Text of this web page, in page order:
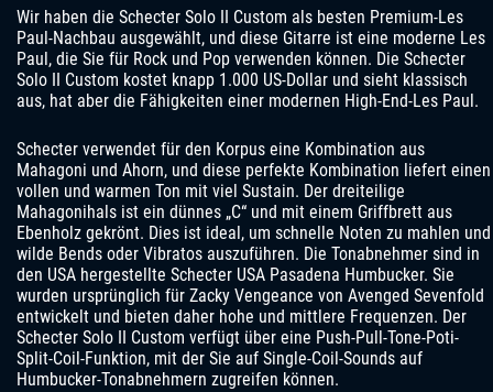
Wir haben die Schecter Solo II Custom als besten Premium-Les
Paul-Nachbau ausgewählt, und diese Gitarre ist eine moderne Les
Paul, die Sie für Rock und Pop verwenden können. Die Schecter
Solo II Custom kostet knapp 1.000 US-Dollar und sieht klassisch
aus, hat aber die Fähigkeiten einer modernen High-End-Les Paul.
Schecter verwendet für den Korpus eine Kombination aus
Mahagoni und Ahorn, und diese perfekte Kombination liefert einen
vollen und warmen Ton mit viel Sustain. Der dreiteilige
Mahagonihals ist ein dünnes „C“ und mit einem Griffbrett aus
Ebenholz gekrönt. Dies ist ideal, um schnelle Noten zu mahlen und
wilde Bends oder Vibratos auszuführen. Die Tonabnehmer sind in
den USA hergestellte Schecter USA Pasadena Humbucker. Sie
wurden ursprünglich für Zacky Vengeance von Avenged Sevenfold
entwickelt und bieten daher hohe und mittlere Frequenzen. Der
Schecter Solo II Custom verfügt über eine Push-Pull-Tone-Poti-
Split-Coil-Funktion, mit der Sie auf Single-Coil-Sounds auf
Humbucker-Tonabnehmern zugreifen können.